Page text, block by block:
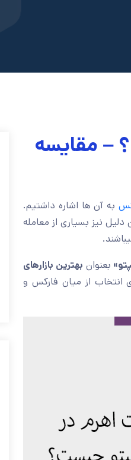
– مقایسه
به آن ها اشاره داشتیم.
نیز بسیاری از معامله
بعنوان بهترین بازارهای
انتخاب از میان فارکس و